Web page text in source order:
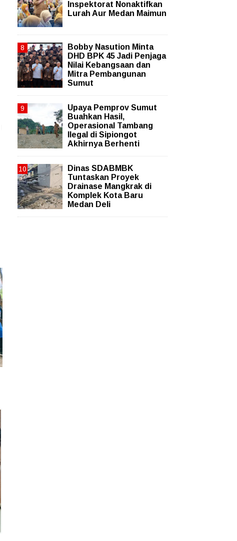
Inspektorat Nonaktifkan
Lurah Aur Medan Maimun
Bobby Nasution Minta
DHD BPK 45 Jadi Penjaga
Nilai Kebangsaan dan
Mitra Pembangunan
Sumut
Upaya Pemprov Sumut
Buahkan Hasil,
Operasional Tambang
Ilegal di Sipiongot
Akhirnya Berhenti
Dinas SDABMBK
Tuntaskan Proyek
Drainase Mangkrak di
Komplek Kota Baru
Medan Deli